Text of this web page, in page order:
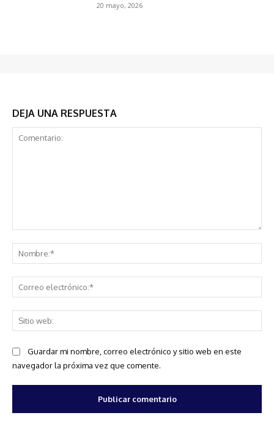
20 mayo, 2026
DEJA UNA RESPUESTA
Guardar mi nombre, correo electrónico y sitio web en este
navegador la próxima vez que comente.